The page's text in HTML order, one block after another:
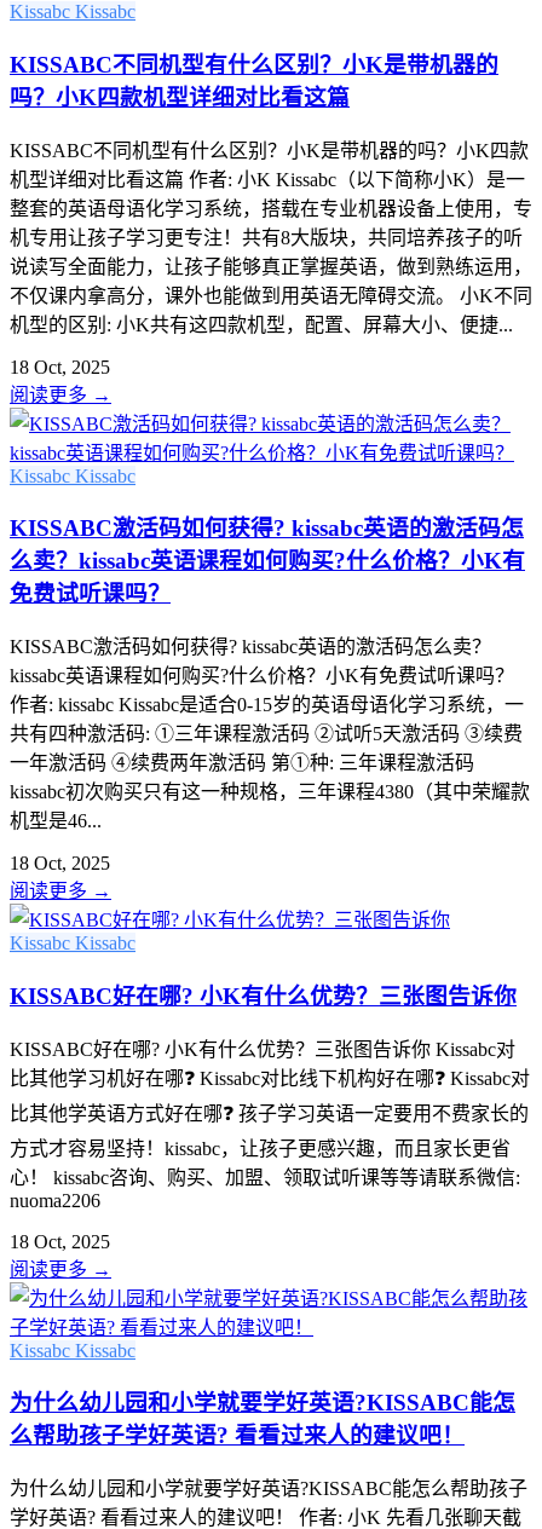
Kissabc Kissabc
KISSABC不同机型有什么区别？小K是带机器的
吗？小K四款机型详细对比看这篇
KISSABC不同机型有什么区别？小K是带机器的吗？小K四款
机型详细对比看这篇 作者: 小K Kissabc（以下简称小K）是一
整套的英语母语化学习系统，搭载在专业机器设备上使用，专
机专用让孩子学习更专注！共有8大版块，共同培养孩子的听
说读写全面能力，让孩子能够真正掌握英语，做到熟练运用，
不仅课内拿高分，课外也能做到用英语无障碍交流。 小K不同
机型的区别: 小K共有这四款机型，配置、屏幕大小、便捷...
18 Oct, 2025
阅读更多 →
Kissabc Kissabc
KISSABC激活码如何获得? kissabc英语的激活码怎
么卖？kissabc英语课程如何购买?什么价格？小K有
免费试听课吗？
KISSABC激活码如何获得? kissabc英语的激活码怎么卖？
kissabc英语课程如何购买?什么价格？小K有免费试听课吗？
作者: kissabc Kissabc是适合0-15岁的英语母语化学习系统，一
共有四种激活码: ①三年课程激活码 ②试听5天激活码 ③续费
一年激活码 ④续费两年激活码 第①种: 三年课程激活码
kissabc初次购买只有这一种规格，三年课程4380（其中荣耀款
机型是46...
18 Oct, 2025
阅读更多 →
Kissabc Kissabc
KISSABC好在哪? 小K有什么优势？三张图告诉你
KISSABC好在哪? 小K有什么优势？三张图告诉你 Kissabc对
比其他学习机好在哪❓ Kissabc对比线下机构好在哪❓ Kissabc对
比其他学英语方式好在哪❓ 孩子学习英语一定要用不费家长的
方式才容易坚持！kissabc，让孩子更感兴趣，而且家长更省
心！ kissabc咨询、购买、加盟、领取试听课等等请联系微信:
nuoma2206
18 Oct, 2025
阅读更多 →
Kissabc Kissabc
为什么幼儿园和小学就要学好英语?KISSABC能怎
么帮助孩子学好英语? 看看过来人的建议吧！
为什么幼儿园和小学就要学好英语?KISSABC能怎么帮助孩子
学好英语? 看看过来人的建议吧！ 作者: 小K 先看几张聊天截